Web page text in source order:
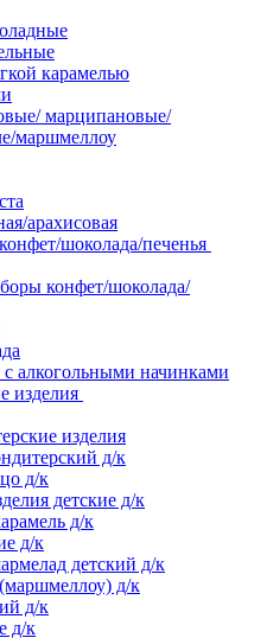
карамелью
марципановые/
маршмеллоу
арахисовая
шоколада/печенья
конфет/шоколада/
алкогольными начинками
изделия
изделия
д/к
д/к
детские д/к
д/к
д/к
детский д/к
д/к
д/к
д/к